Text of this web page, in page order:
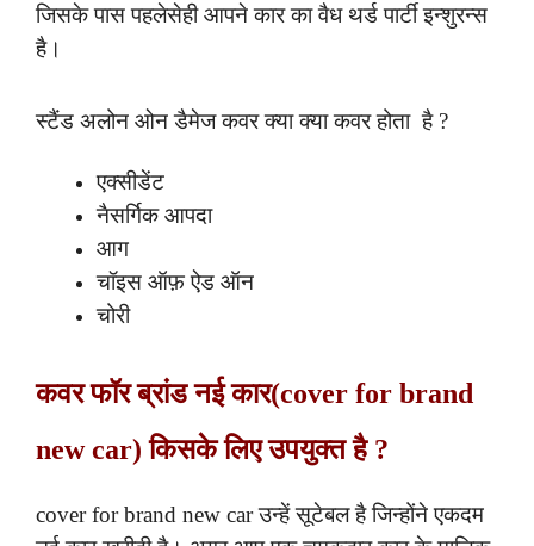
जिसके पास पहलेसेही आपने कार का वैध थर्ड पार्टी इन्शुरन्स
है।
स्टैंड अलोन ओन डैमेज कवर क्या क्या कवर होता है ?
एक्सीडेंट
नैसर्गिक आपदा
आग
चॉइस ऑफ़ ऐड ऑन
चोरी
कवर फॉर ब्रांड नई कार(cover for brand
new car) किसके लिए उपयुक्त है ?
cover for brand new car उन्हें सूटेबल है जिन्होंने एकदम